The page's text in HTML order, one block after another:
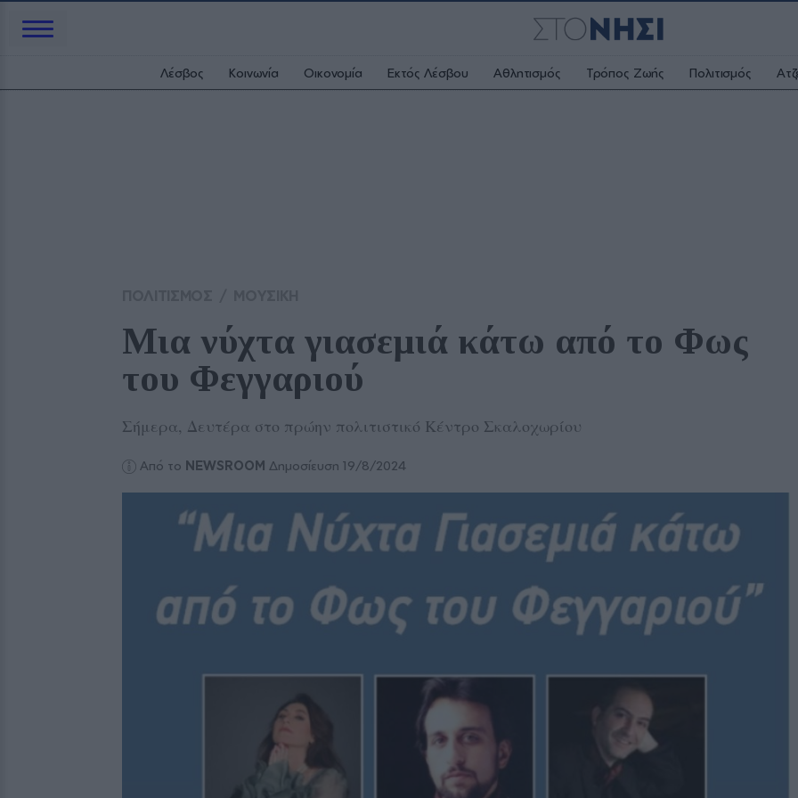
Λέσβος Κοινωνία Οικονομία Εκτός Λέσβου Αθλητισμός Τρόπος Ζωής Πολιτισμός
Μια νύχτα γιασεμιά κάτω από το Φως
του Φεγγαριού
Σήμερα, Δευτέρα στο πρώην πολιτιστικό Κέντρο Σκαλοχωρίου
Από το NEWSROOM Δημοσίευση 19/8/2024